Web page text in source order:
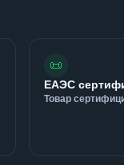
📜
ЕАЭС
Товар